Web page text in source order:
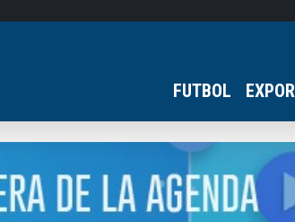
FUTBOL